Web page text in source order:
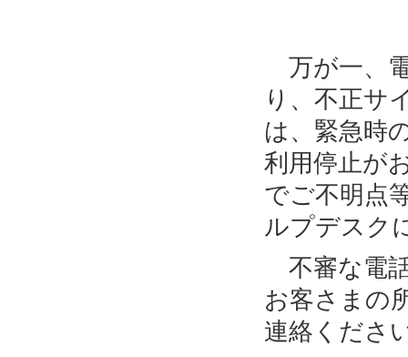
万が一、
り、不正サ
は、緊急時
利用停止が
でご不明点
ルプデスク
不審な電
お客さまの
連絡くださ